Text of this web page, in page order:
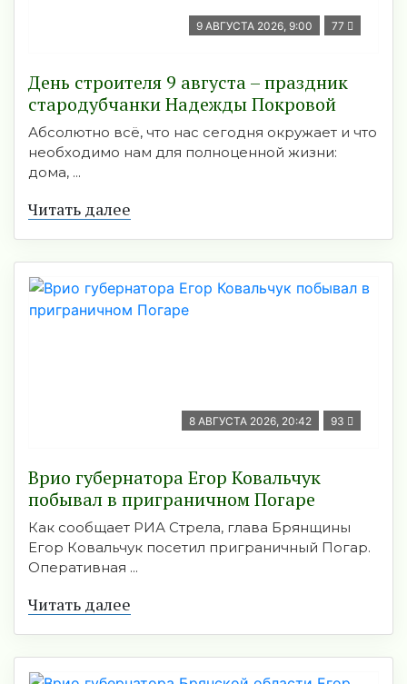
9 АВГУСТА 2026, 9:00 77
День строителя 9 августа – праздник
стародубчанки Надежды Покровой
Абсолютно всё, что нас сегодня окружает и что
необходимо нам для полноценной жизни:
дома, ...
Читать далее
8 АВГУСТА 2026, 20:42 93
Врио губернатора Егор Ковальчук
побывал в приграничном Погаре
Как сообщает РИА Стрела, глава Брянщины
Егор Ковальчук посетил приграничный Погар.
Оперативная ...
Читать далее